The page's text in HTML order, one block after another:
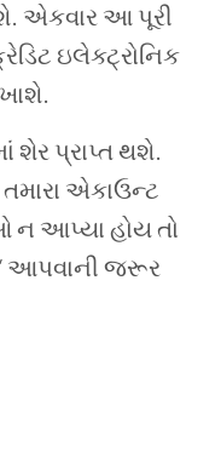
એકવાર આ પૂરી
ઇલેક્ટ્રોનિક
શેર પ્રાપ્ત થશે.
તમારા એકાઉન્ટ
ન આપ્યા હોય તો
આપવાની જરૂર